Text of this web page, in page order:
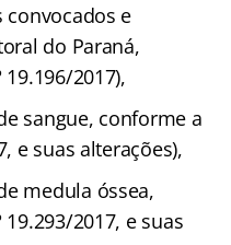
convocados e
do Paraná,
2017),
sangue, conforme a
e suas alterações),
medula óssea,
2017, e suas